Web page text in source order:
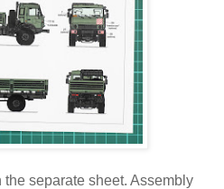
separate sheet. Assembly